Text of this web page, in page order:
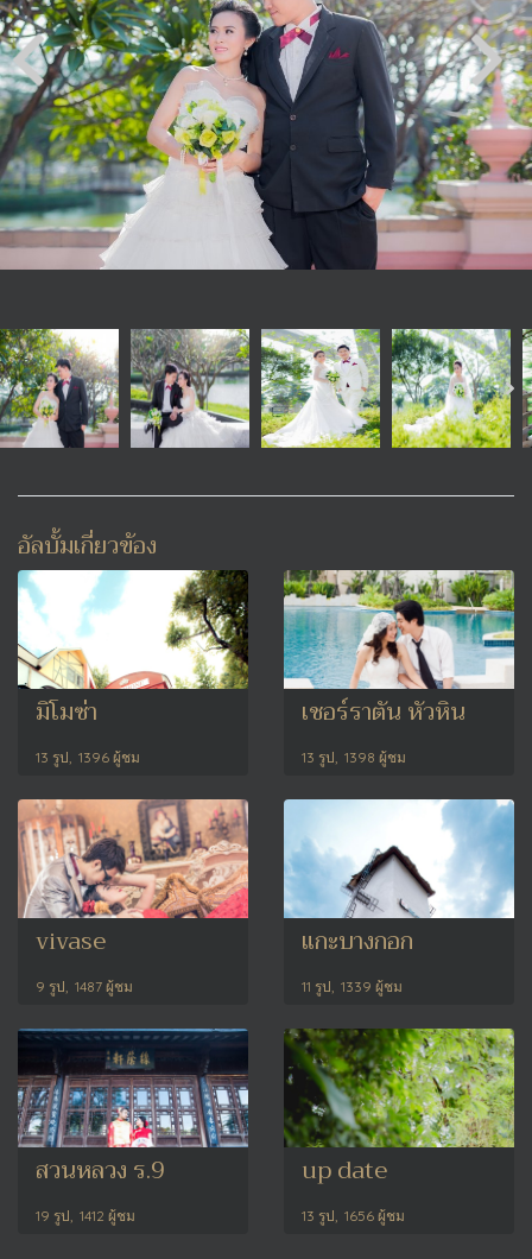
อัลบั้มเกี่ยวข้อง
มิโมซ่า
13 รูป, 1396 ผู้ชม
เชอร์ราตัน หัวหิน
13 รูป, 1398 ผู้ชม
vivase
9 รูป, 1487 ผู้ชม
แกะบางกอก
11 รูป, 1339 ผู้ชม
สวนหลวง ร.9
19 รูป, 1412 ผู้ชม
up date
13 รูป, 1656 ผู้ชม